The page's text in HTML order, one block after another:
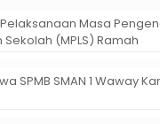
Masa
Sekolah (MPLS) Ramah
SPMB SMAN 1 Waway